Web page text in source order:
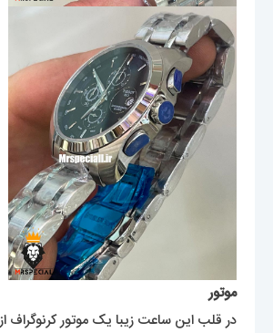
موتور
در قلب این ساعت زیبا یک موتور کرنوگراف